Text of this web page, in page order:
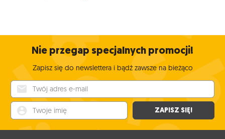
Nie przegap specjalnych promocji!
Zapisz się do newslettera i bądź zawsze na bieżąco
ZAPISZ SIĘ!